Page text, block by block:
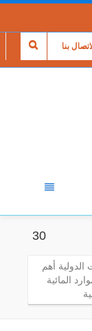
بنا
30
أهم
المائية